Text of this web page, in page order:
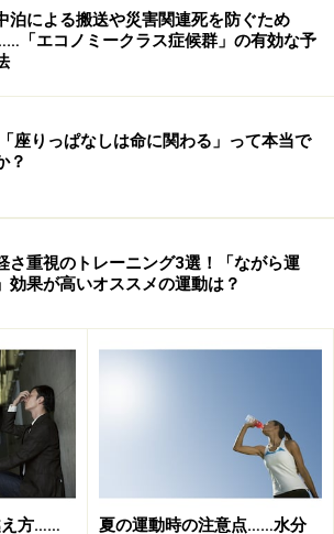
低下するため
を動かす機会が減ってしまうと、消費
の低下につながります。利便性を追求
あえて体を動かさなくても移動しやす
けるときは徒歩よりも車を利用した
スカレーター、エレベーターを使った
泊による搬送や災害関連死を防ぐため
「エコノミークラス症候群」の有効な予
座りっぱなしは命に関わる」って本当で
？
さ重視のトレーニング3選！「ながら運
効果が高いオススメの運動は？
え方……
夏の運動時の注意点……水分